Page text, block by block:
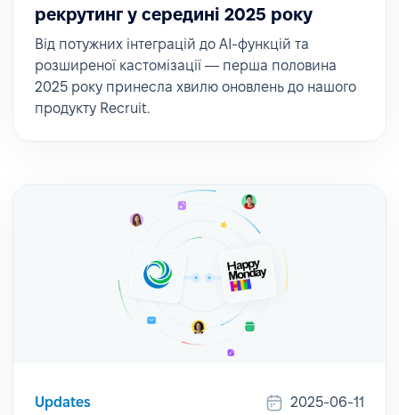
рекрутинг у середині 2025 року
Від потужних інтеграцій до AI-функцій та
розширеної кастомізації — перша половина
2025 року принесла хвилю оновлень до нашого
продукту Recruit.
Updates 2025-06-11